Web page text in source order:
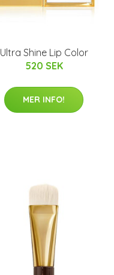
Ultra Shine Lip Color
520 SEK
MER INFO!